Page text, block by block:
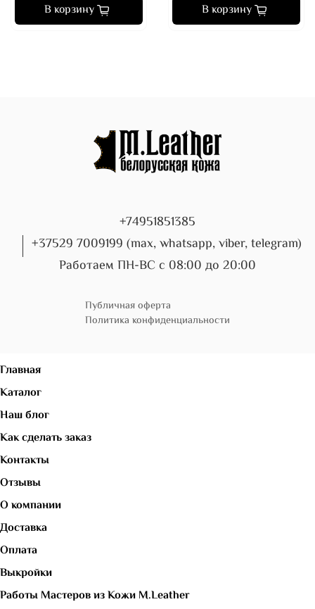
В корзину В корзину
+74951851385
+37529 7009199 (max, whatsapp, viber, telegram)
Работаем ПН-ВС с 08:00 до 20:00
Публичная оферта
Политика конфиденциальности
Главная
Каталог
Наш блог
Как сделать заказ
Контакты
Отзывы
О компании
Доставка
Оплата
Выкройки
Работы Мастеров из Кожи M.Leather